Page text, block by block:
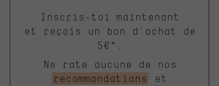
Inscris-toi maintenant
et reçois un bon d'achat de
5€*.
Ne rate aucune de nos
recommandations
et